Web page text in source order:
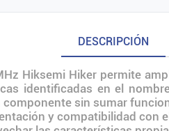
DESCRIPCIÓN
Hiksemi Hiker permite
identificadas en el
sin sumar
y compatibilidad con